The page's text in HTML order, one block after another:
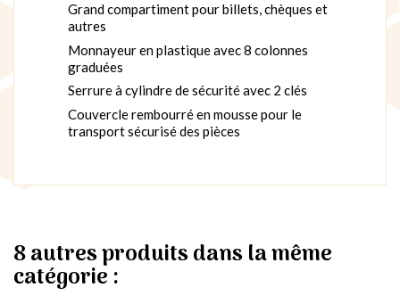
Grand compartiment pour billets, chèques et
autres
Monnayeur en plastique avec 8 colonnes
graduées
Serrure à cylindre de sécurité avec 2 clés
Couvercle rembourré en mousse pour le
transport sécurisé des pièces
8 autres produits dans la même
catégorie :